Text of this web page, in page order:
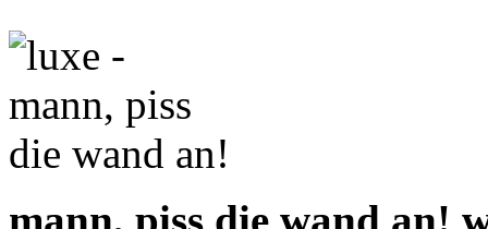
mann, piss die wand an!